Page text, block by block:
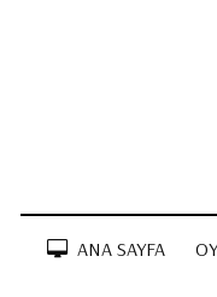
ANA SAYFA